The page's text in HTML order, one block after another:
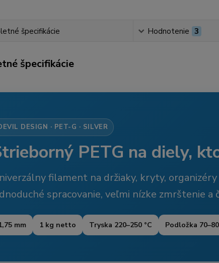
špecifikácie Hodnotenie 3
špecifikácie
DESIGN · PET-G · SILVER
PETG na diely,
filament na držiaky, kryty,
spracovanie, veľmi nízke zmrštenie a
mm 1 kg netto Tryska 220–250 °C Podložka